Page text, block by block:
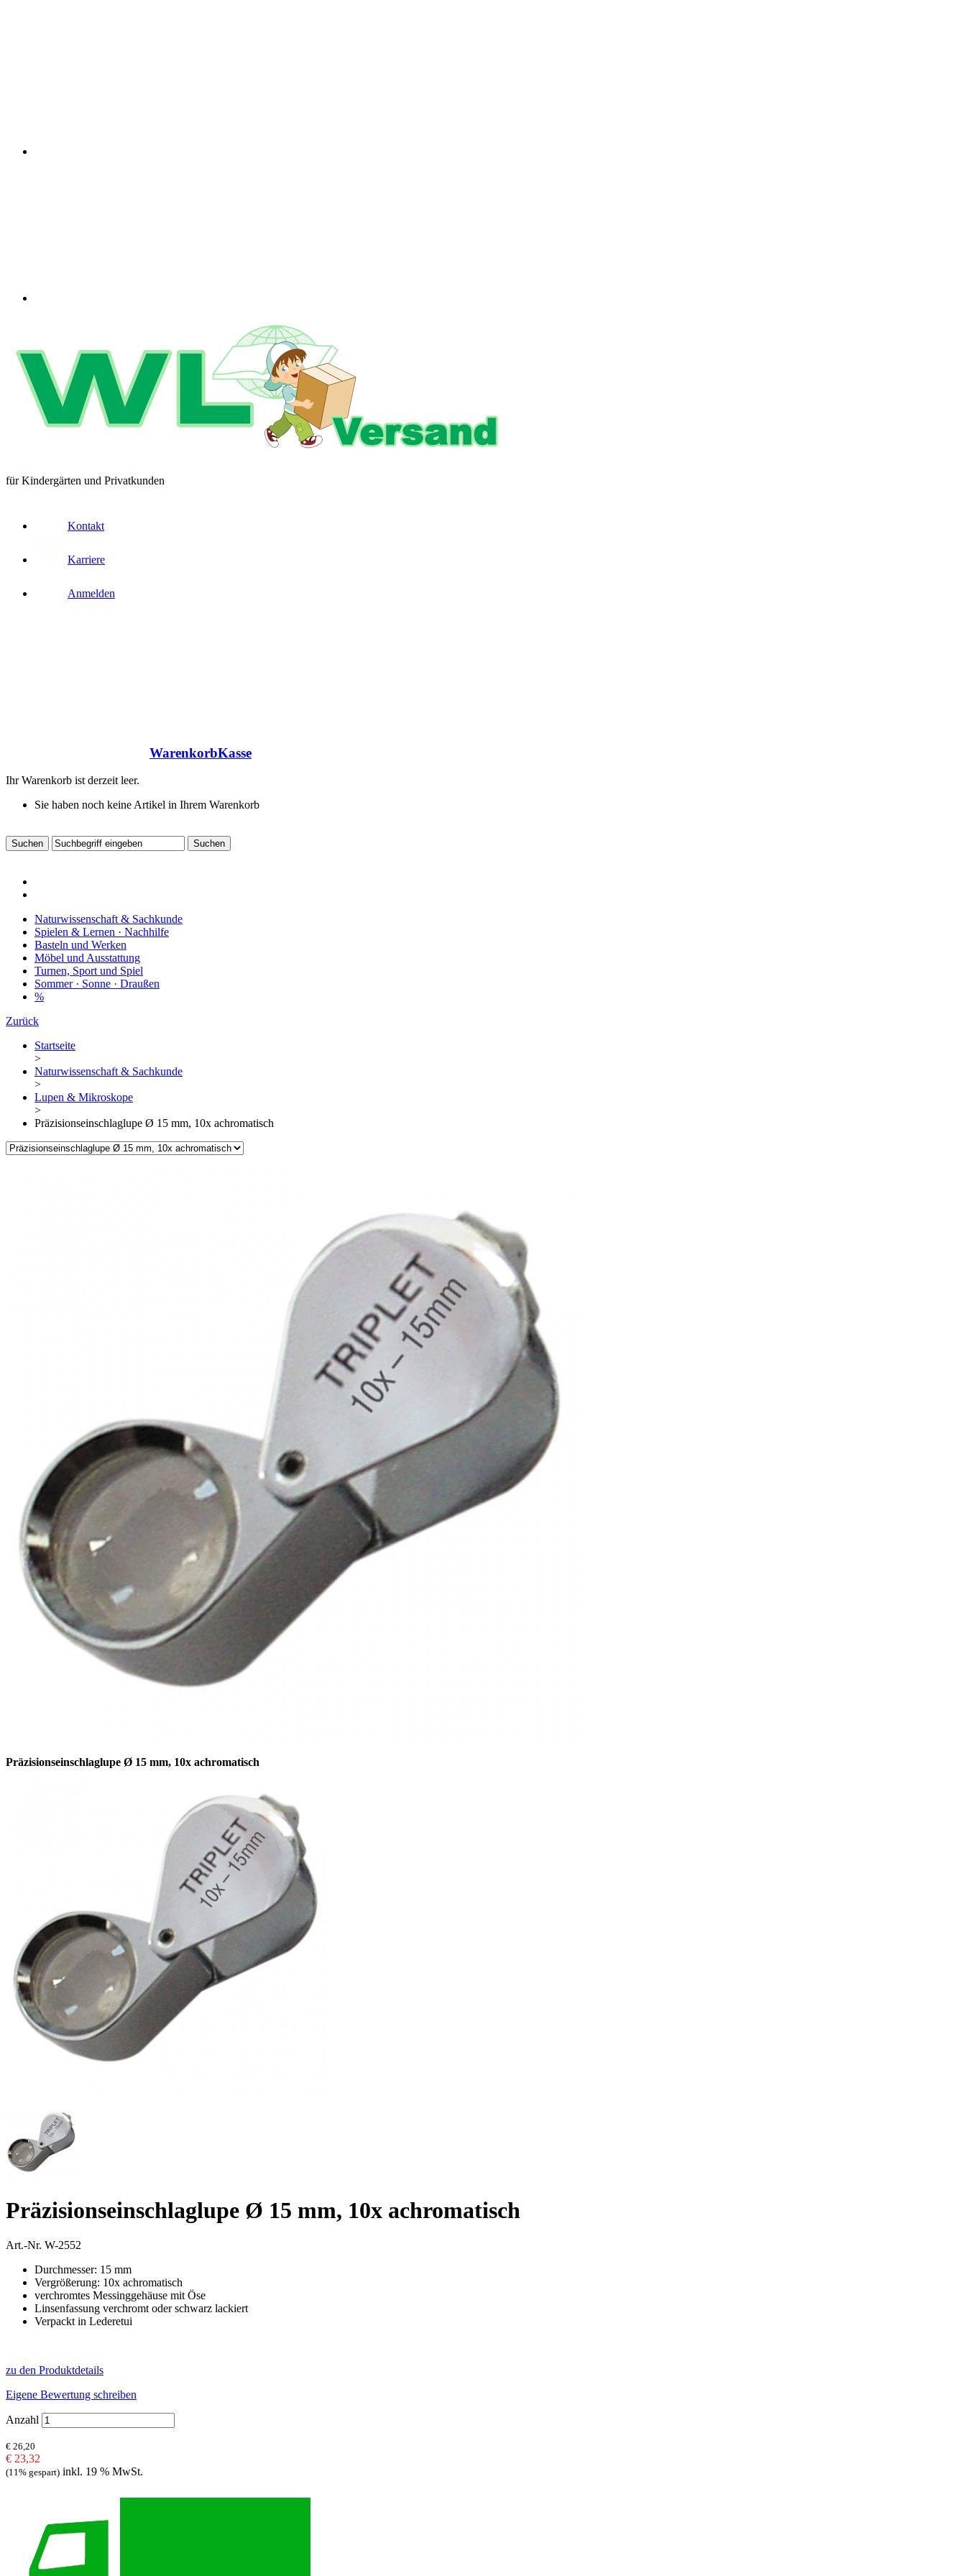
für Kindergärten und Privatkunden
Kontakt
Karriere
Anmelden
WarenkorbKasse
Ihr Warenkorb ist derzeit leer.
Sie haben noch keine Artikel in Ihrem Warenkorb
Naturwissenschaft & Sachkunde
Spielen & Lernen · Nachhilfe
Basteln und Werken
Möbel und Ausstattung
Turnen, Sport und Spiel
Sommer · Sonne · Draußen
%
Zurück
Startseite
>
Naturwissenschaft & Sachkunde
>
Lupen & Mikroskope
>
Präzisionseinschlaglupe Ø 15 mm, 10x achromatisch
Präzisionseinschlaglupe Ø 15 mm, 10x achromatisch
Präzisionseinschlaglupe Ø 15 mm, 10x achromatisch
Art.-Nr. W-2552
Durchmesser: 15 mm
Vergrößerung: 10x achromatisch
verchromtes Messinggehäuse mit Öse
Linsenfassung verchromt oder schwarz lackiert
Verpackt in Lederetui
zu den Produktdetails
Eigene Bewertung schreiben
Anzahl
€ 26,20
€ 23,32
(11% gespart) inkl. 19 % MwSt.